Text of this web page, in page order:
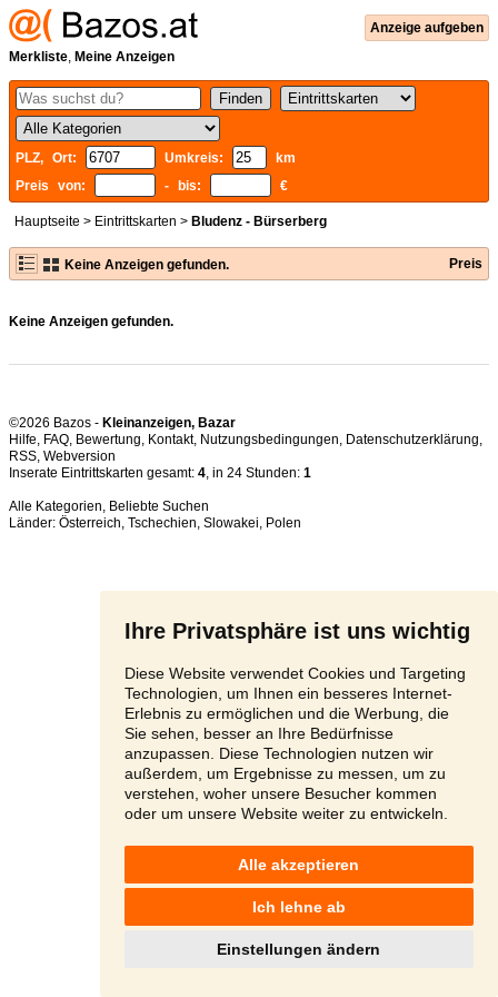
Ihre Privatsphäre ist uns wichtig
Diese Website verwendet Cookies und Targeting
Technologien, um Ihnen ein besseres Internet-
Erlebnis zu ermöglichen und die Werbung, die
Sie sehen, besser an Ihre Bedürfnisse
anzupassen. Diese Technologien nutzen wir
außerdem, um Ergebnisse zu messen, um zu
verstehen, woher unsere Besucher kommen
oder um unsere Website weiter zu entwickeln.
Alle akzeptieren
Ich lehne ab
Einstellungen ändern
Anzeige aufgeben
Merkliste, Meine Anzeigen
PLZ, Ort: Umkreis:
km
Preis von:
- bis: €
Hauptseite > Eintrittskarten > Bludenz - Bürserberg
Keine Anzeigen gefunden. Preis
Keine Anzeigen gefunden.
©2026 Bazos - Kleinanzeigen, Bazar
Hilfe, FAQ, Bewertung, Kontakt, Nutzungsbedingungen, Datenschutzerklärung,
RSS,
Inserate Eintrittskarten gesamt: 4, in 24 Stunden: 1
Alle Kategorien, Beliebte Suchen
Länder: Österreich, Tschechien, Slowakei, Polen